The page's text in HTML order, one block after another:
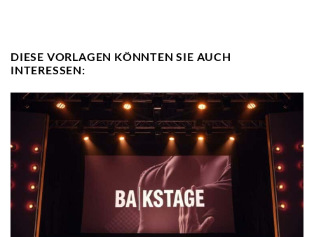
DIESE VORLAGEN KÖNNTEN SIE AUCH
INTERESSEN: